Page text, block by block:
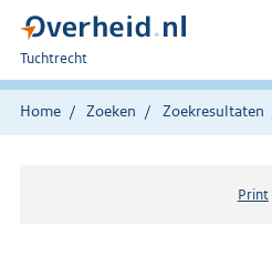
U
bent
hier:
Tuchtrecht
Home Zoeken Zoekresultaten
Print